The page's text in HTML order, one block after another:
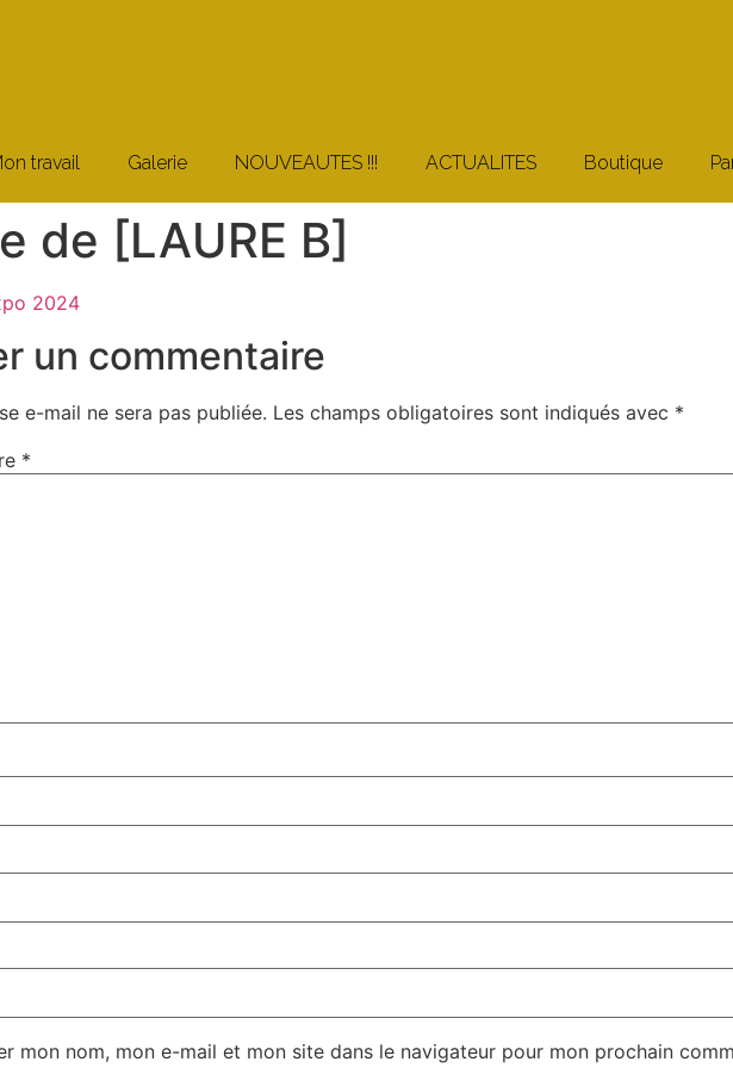
travail Galerie NOUVEAUTES !!! ACTUALITES Boutique
de [LAURE B]
un commentaire
e-mail ne sera pas publiée. Les champs obligatoires sont indiqués avec *
*
mon nom, mon e-mail et mon site dans le navigateur pour mon prochain